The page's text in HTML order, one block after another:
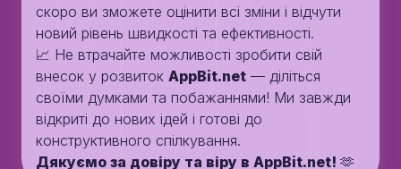
скоро ви зможете оцінити всі зміни і відчути
новий рівень швидкості та ефективності.
📈 Не втрачайте можливості зробити свій
внесок у розвиток AppBit.net — діліться
своїми думками та побажаннями! Ми завжди
відкриті до нових ідей і готові до
конструктивного спілкування.
Дякуємо за довіру та віру в AppBit.net! 🫶